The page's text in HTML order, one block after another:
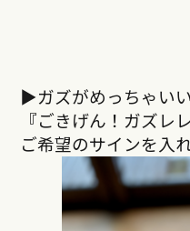
▶︎ガズがめっちゃい
『ごきげん！ガズレ
ご希望のサインを入